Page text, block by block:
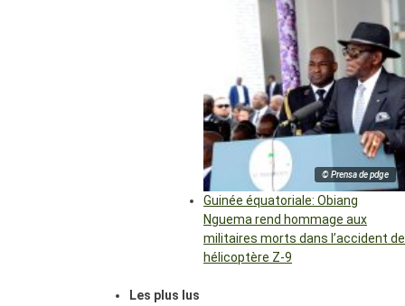
© Prensa de pdge
Guinée équatoriale: Obiang
Nguema rend hommage aux
militaires morts dans l’accident de
hélicoptère Z-9
Les plus lus